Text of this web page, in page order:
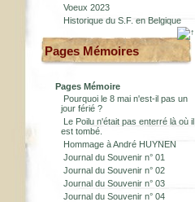
Voeux 2023
Historique du S.F. en Belgique
Pages Mémoires
Pages Mémoire
Pourquoi le 8 mai n'est-il pas un
jour férié ?
Le Poilu n'était pas enterré là où il
est tombé.
Hommage à André HUYNEN
Journal du Souvenir n° 01
Journal du Souvenir n° 02
Journal du Souvenir n° 03
Journal du Souvenir n° 04